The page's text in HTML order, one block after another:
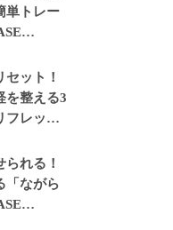
単トレー
ット！
を整える3
フレッシ
れる！
「ながら